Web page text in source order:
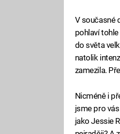
V současné
pohlaví
do světa
natolik
zamezila.
Nicméně i
jsme pro
jako Jessie